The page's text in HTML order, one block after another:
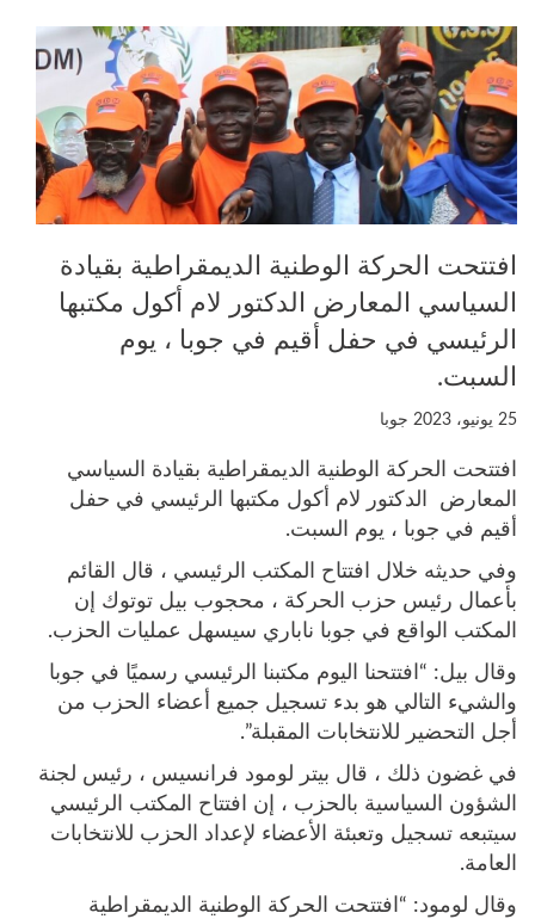
افتتحت الحركة الوطنية الديمقراطية بقيادة
السياسي المعارض الدكتور لام أكول مكتبها
الرئيسي في حفل أقيم في جوبا ، يوم
السبت.
25 يونيو، 2023 جوبا
افتتحت الحركة الوطنية الديمقراطية بقيادة السياسي
المعارض الدكتور لام أكول مكتبها الرئيسي في حفل
أقيم في جوبا ، يوم السبت.
وفي حديثه خلال افتتاح المكتب الرئيسي ، قال القائم
بأعمال رئيس حزب الحركة ، محجوب بيل توتوك إن
المكتب الواقع في جوبا ناباري سيسهل عمليات الحزب.
وقال بيل: “افتتحنا اليوم مكتبنا الرئيسي رسميًا في جوبا
والشيء التالي هو بدء تسجيل جميع أعضاء الحزب من
أجل التحضير للانتخابات المقبلة”.
في غضون ذلك ، قال بيتر لومود فرانسيس ، رئيس لجنة
الشؤون السياسية بالحزب ، إن افتتاح المكتب الرئيسي
سيتبعه تسجيل وتعبئة الأعضاء لإعداد الحزب للانتخابات
العامة.
وقال لومود: “افتتحت الحركة الوطنية الديمقراطية